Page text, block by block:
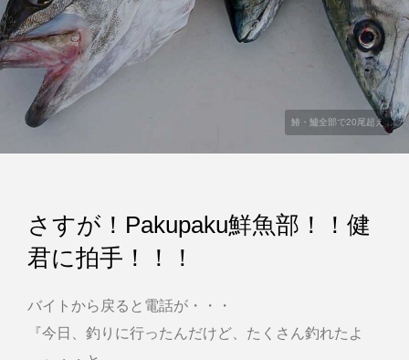
鰆・鱸全部で20尾超え
さすが！Pakupaku鮮魚部！！健
君に拍手！！！
バイトから戻ると電話が・・・
『今日、釣りに行ったんだけど、たくさん釣れたよ